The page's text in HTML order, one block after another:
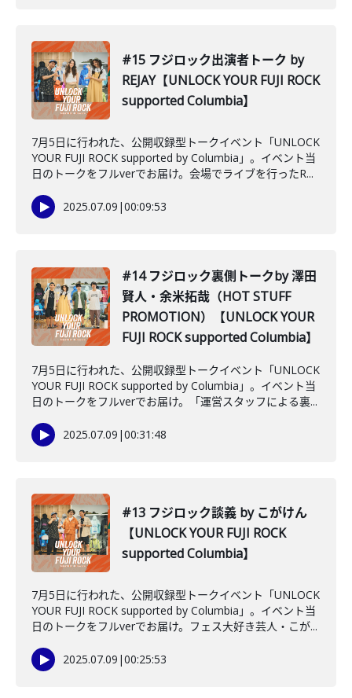
#15 フジロック出演者トーク by
REJAY【UNLOCK YOUR FUJI ROCK
supported Columbia】
7月5日に行われた、公開収録型トークイベント「UNLOCK
YOUR FUJI ROCK supported by Columbia」。イベント当
日のトークをフルverでお届け。会場でライブを行ったR...
2025.07.09 |00:09:53
#14 フジロック裏側トークby 澤田
賢人・余米拓哉（HOT STUFF
PROMOTION）【UNLOCK YOUR
FUJI ROCK supported Columbia】
7月5日に行われた、公開収録型トークイベント「UNLOCK
YOUR FUJI ROCK supported by Columbia」。イベント当
日のトークをフルverでお届け。「運営スタッフによる裏...
2025.07.09 |00:31:48
#13 フジロック談義 by こがけん
【UNLOCK YOUR FUJI ROCK
supported Columbia】
7月5日に行われた、公開収録型トークイベント「UNLOCK
YOUR FUJI ROCK supported by Columbia」。イベント当
日のトークをフルverでお届け。フェス大好き芸人・こが...
2025.07.09 |00:25:53